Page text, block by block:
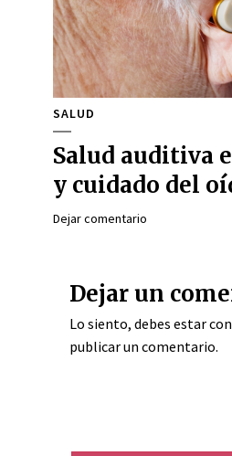
SALUD
Salud auditiva
y cuidado del
Dejar comentario
Dejar un
Lo siento, debes estar
publicar un comentario.